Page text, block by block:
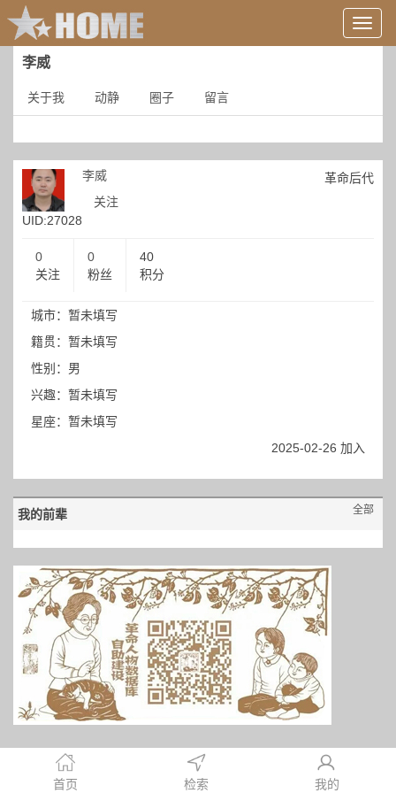
用
户
录
李威
关于我 动静 圈子 留言
UID:27028
李威
关注
革命后代
0
关注
0
粉丝
40
积分
城市：暂未填写
籍贯：暂未填写
性别：男
兴趣：暂未填写
星座：暂未填写
2025-02-26 加入
我的前辈 全部
首页 检索 我的